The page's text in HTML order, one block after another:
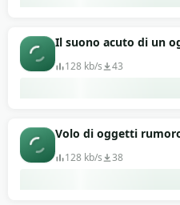
Il suono acuto di un
128 kb/s 43
Volo di oggetti
128 kb/s 38